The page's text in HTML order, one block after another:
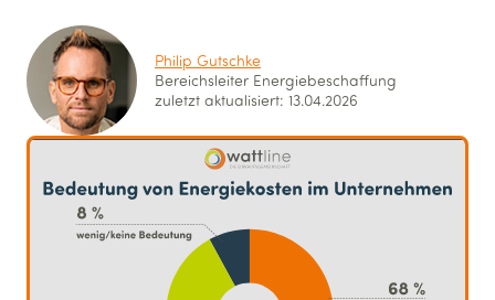
Philip Gutschke
Bereichsleiter Energie­beschaffung
zuletzt aktualisiert: 13.04.2026